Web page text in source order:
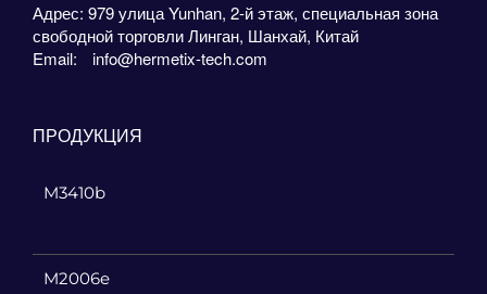
Адрес: 979 улица Yunhan, 2-й этаж, специальная зона
свободной торговли Линган, Шанхай, Китай
Email:
info@hermetix-tech.com
ПРОДУКЦИЯ
M3410b
M2006e